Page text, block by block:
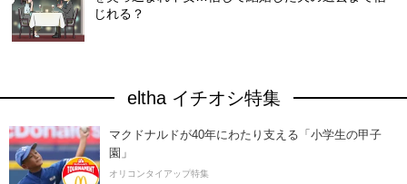
じれる？
eltha イチオシ特集
マクドナルドが40年にわたり支える「小学生の甲子
園」
オリコンタイアップ特集